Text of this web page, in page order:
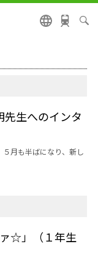
生へのインタ
月も半ばになり、新し
☆」（１年生